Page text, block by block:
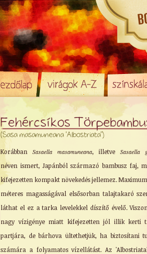
Fehércsíkos
(Sasa masamuneana 'Albostriata')
KorábbanSasaella masamuneana, illetve Sasaella
néven ismert, Japánból származó bambusz faj,
kifejezetten kompakt növekedés jellemez. Maximum
méteres magasságával elsősorban talajtakaró
láthat el ez a tarka levelekkel díszítő évelő.
nagy vízigénye miatt kifejezetten jól illik kerti
partjára, de bárhova ültethetjük, ha biztosítani
számára a folyamatos vízellátást. Az